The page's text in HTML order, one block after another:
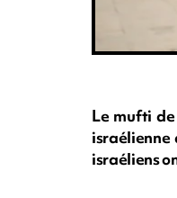
Le mufti
israélienne
israéliens